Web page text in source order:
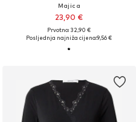
Majica
23,90 €
Prvotno: 32,90 €
Posljednja najniža cijena:9,56 €